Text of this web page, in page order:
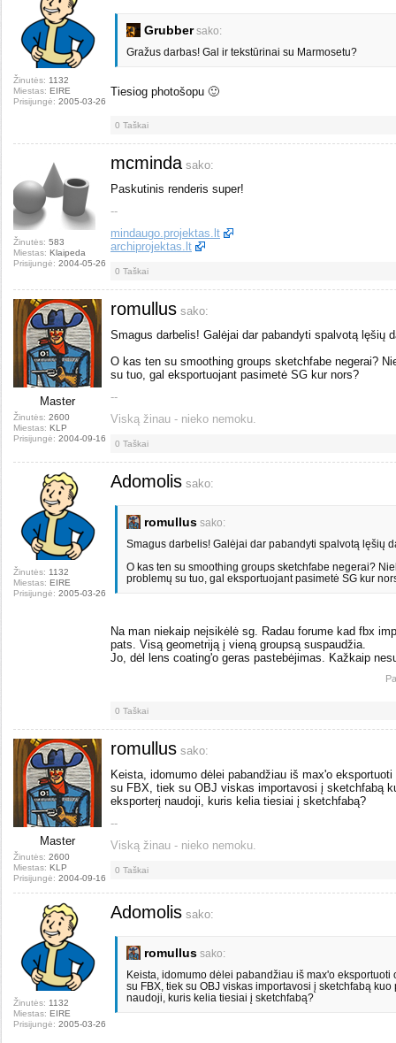
Žinutės: 1132
Miestas: EIRE
Prisijungė: 2005-03-26
Grubbersako:
Gražus darbas! Gal ir tekstūrinai su Marmosetu?
Tiesiog photošopu 🙂
0 Taškai
Žinutės: 583
Miestas: Klaipeda
Prisijungė: 2004-05-26
mcminda sako:
Paskutinis renderis super!
--
mindaugo.projektas.lt
archiprojektas.lt
0 Taškai
Master
Žinutės: 2600
Miestas: KLP
Prisijungė: 2004-09-16
romullus sako:
Smagus darbelis! Galėjai dar pabandyti spalvotą lęšių
O kas ten su smoothing groups sketchfabe negerai?
su tuo, gal eksportuojant pasimetė SG kur nors?
--
Viską žinau - nieko nemoku.
0 Taškai
Žinutės: 1132
Miestas: EIRE
Prisijungė: 2005-03-26
Adomolis sako:
romullus sako:
Smagus darbelis! Galėjai dar pabandyti spalvotą lęšių
O kas ten su smoothing groups sketchfabe negerai?
problemų su tuo, gal eksportuojant pasimetė SG kur
Na man niekaip neįsikėlė sg. Radau forume kad fbx
pats. Visą geometriją į vieną groupsą suspaudžia.
Jo, dėl lens coating'o geras pastebėjimas. Kažkaip
0 Taškai
Master
Žinutės: 2600
Miestas: KLP
Prisijungė: 2004-09-16
romullus sako:
Keista, idomumo dėlei pabandžiau iš max'o
su FBX, tiek su OBJ viskas importavosi į sketchfabą
eksporterį naudoji, kuris kelia tiesiai į sketchfabą?
--
Viską žinau - nieko nemoku.
0 Taškai
Žinutės: 1132
Miestas: EIRE
Prisijungė: 2005-03-26
Adomolis sako:
romullus sako:
Keista, idomumo dėlei pabandžiau iš max'o
su FBX, tiek su OBJ viskas importavosi į sketchfabą
naudoji, kuris kelia tiesiai į sketchfabą?